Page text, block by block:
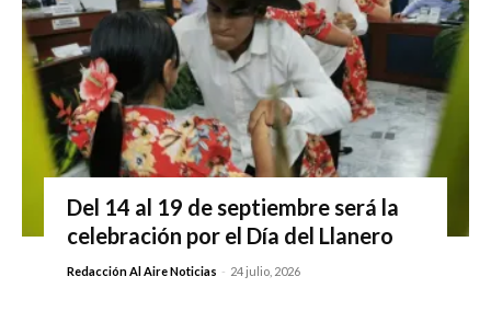
Del 14 al 19 de septiembre será la
celebración por el Día del Llanero
Redacción Al Aire Noticias - 24 julio, 2026